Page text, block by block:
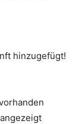
hinzugefügt!